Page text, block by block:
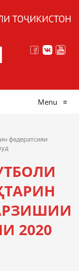
Menu ≡
федератсияи
2020